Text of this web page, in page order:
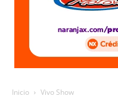
Inicio Vivo Show